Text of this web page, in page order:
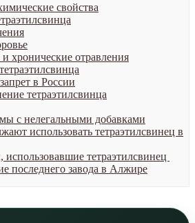
свойства
хронические отравления
в России
тетраэтилсвинца
с нелегальными добавками
использовать тетраэтилсвинец в
использовавшие тетраэтилсвинец
последнего завода в Алжире